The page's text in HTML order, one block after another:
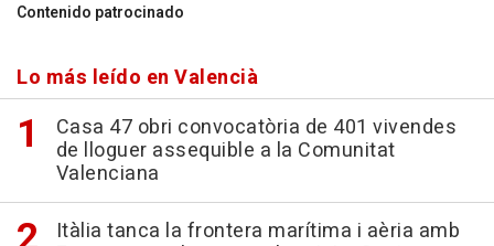
Contenido patrocinado
Lo más leído en Valencià
Casa 47 obri convocatòria de 401 vivendes
de lloguer assequible a la Comunitat
Valenciana
Itàlia tanca la frontera marítima i aèria amb